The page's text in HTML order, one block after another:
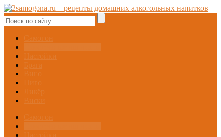
Самогон
Настойки
Брага
Вино
Пиво
Ликёр
Виски
Самогон
Настойки